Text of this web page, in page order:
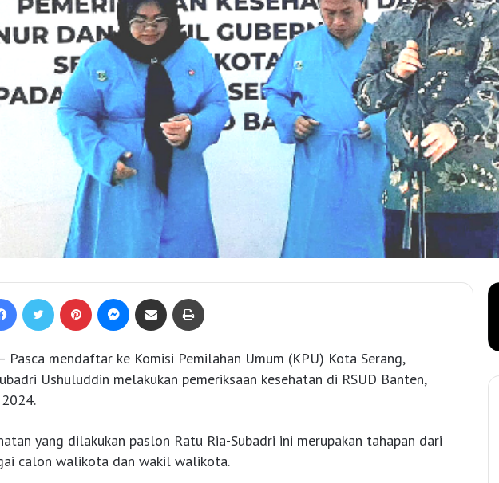
Pasca mendaftar ke Komisi Pemilahan Umum (KPU) Kota Serang,
Ushuluddin melakukan pemeriksaan kesehatan di RSUD Banten,
yang dilakukan paslon Ratu Ria-Subadri ini merupakan tahapan dari
calon walikota dan wakil walikota.